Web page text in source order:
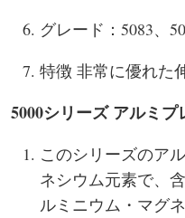
グレード：5083、
特徴 非常に優れた
5000シリーズ アルミ
このシリーズのア
ネシウム元素で、
ルミニウム・マグ